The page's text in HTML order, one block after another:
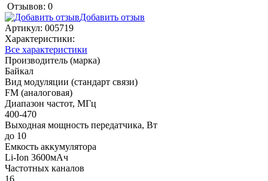
Отзывов: 0
Добавить отзыв
Артикул: 005719
Характеристики:
Все характеристики
Производитель (марка)
Байкал
Вид модуляции (стандарт связи)
FM (аналоговая)
Диапазон частот, МГц
400-470
Выходная мощность передатчика, Вт
до 10
Емкость аккумулятора
Li-Ion 3600мАч
Частотных каналов
16